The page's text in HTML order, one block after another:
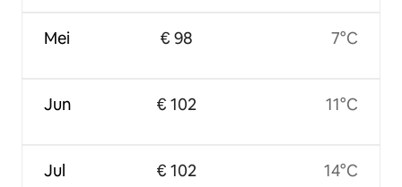
Mei
Jun
Jul
€ 98
€ 102
€ 102
7°C
11°C
14°C